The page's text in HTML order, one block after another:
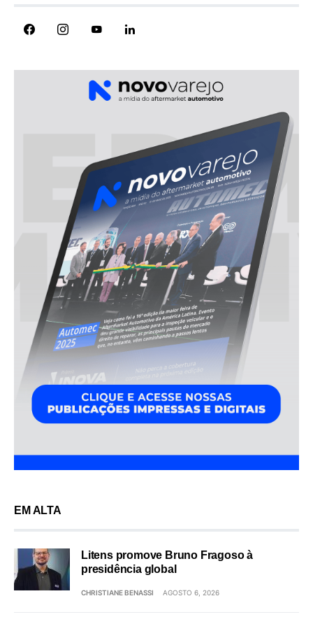
EM ALTA
Litens promove Bruno Fragoso à
presidência global
CHRISTIANE BENASSI AGOSTO 6, 2026